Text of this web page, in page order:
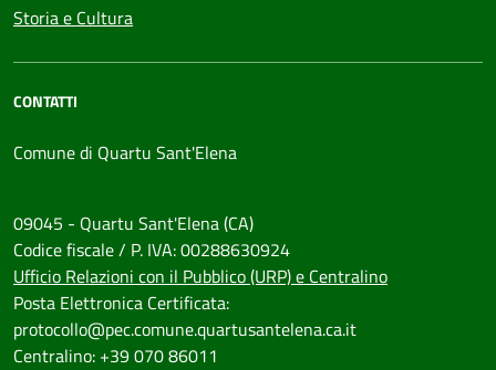
Storia e Cultura
CONTATTI
Comune di Quartu Sant'Elena
09045 - Quartu Sant'Elena (CA)
Codice fiscale / P. IVA: 00288630924
Ufficio Relazioni con il Pubblico (URP) e Centralino
Posta Elettronica Certificata:
protocollo@pec.comune.quartusantelena.ca.it
Centralino: +39 070 86011